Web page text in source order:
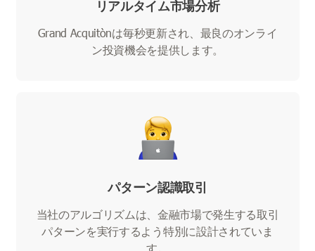
リアルタイム市場分析
Grand Acquitònは毎秒更新され、最良のオンライ
ン投資機会を提供します。
パターン認識取引
当社のアルゴリズムは、金融市場で発生する取引
パターンを実行するよう特別に設計されていま
す。